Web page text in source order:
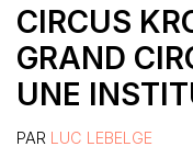
CIRCUS
GRAND
UNE
PAR LUC LEBELGE